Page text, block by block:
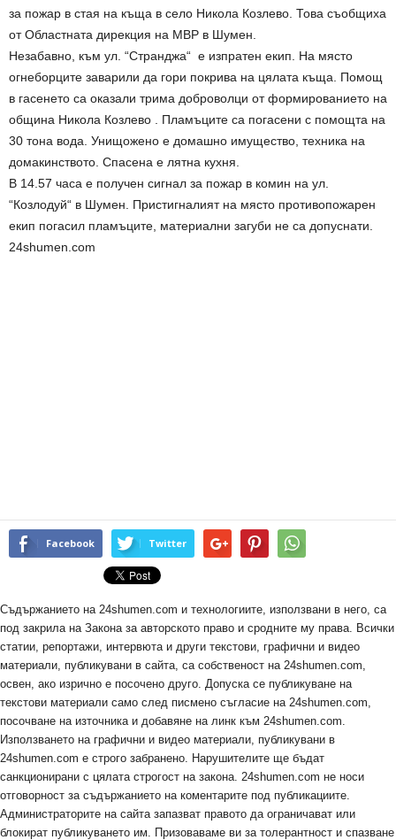
за пожар в стая на къща в село Никола Козлево. Това съобщиха
от Областната дирекция на МВР в Шумен.
Незабавно, към ул. “Странджа“ е изпратен екип. На място
огнеборците заварили да гори покрива на цялата къща. Помощ
в гасенето са оказали трима доброволци от формированието на
община Никола Козлево . Пламъците са погасени с помощта на
30 тона вода. Унищожено е домашно имущество, техника на
домакинството. Спасена е лятна кухня.
В 14.57 часа е получен сигнал за пожар в комин на ул.
“Козлодуй“ в Шумен. Пристигналият на място противопожарен
екип погасил пламъците, материални загуби не са допуснати.
24shumen.com
Facebook Twitter
Съдържанието на 24shumen.com и технологиите, използвани в него, са
под закрила на Закона за авторското право и сродните му права. Всички
статии, репортажи, интервюта и други текстови, графични и видео
материали, публикувани в сайта, са собственост на 24shumen.com,
освен, ако изрично е посочено друго. Допуска се публикуване на
текстови материали само след писмено съгласие на 24shumen.com,
посочване на източника и добавяне на линк към 24shumen.com.
Използването на графични и видео материали, публикувани в
24shumen.com е строго забранено. Нарушителите ще бъдат
санкционирани с цялата строгост на закона. 24shumen.com не носи
отговорност за съдържанието на коментарите под публикациите.
Администраторите на сайта запазват правото да ограничават или
блокират публикуването им. Призоваваме ви за толерантност и спазване